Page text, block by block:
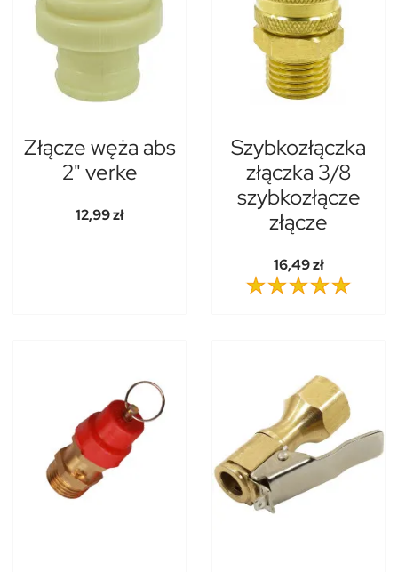
Złącze węża abs
2" verke
12,99 zł
Szybkozłączka
złączka 3/8
szybkozłącze
złącze
16,49 zł